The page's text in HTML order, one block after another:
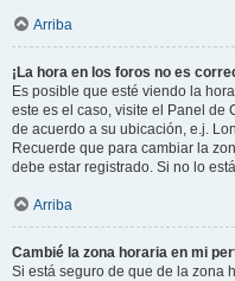
Arriba
¡La hora en los foros no es
Es posible que esté viendo la
este es el caso, visite el Panel de
de acuerdo a su ubicación, e.j.
Recuerde que para cambiar la
debe estar registrado. Si no lo
Arriba
Cambié la zona horaria en mi
Si está seguro de que de la zona